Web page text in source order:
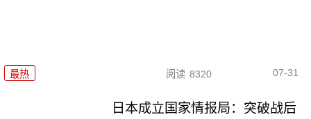
最热 阅读 8320 07-31
日本成立国家情报局：突破战后